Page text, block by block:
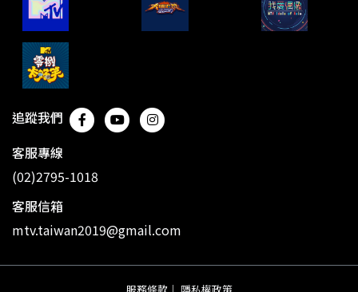
追蹤我們
客服專線
(02)2795-1018
客服信箱
mtv.taiwan2019@gmail.com